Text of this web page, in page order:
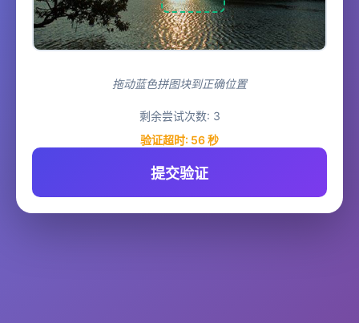
拖动蓝色拼图块到正确位置
剩余尝试次数: 3
验证超时: 55秒
提交验证